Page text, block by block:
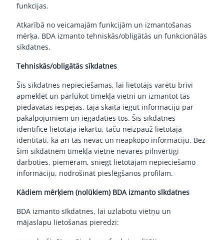
funkcijas.
Atkarībā no veicamajām funkcijām un izmantošanas
mērķa, BDA izmanto tehniskās/obligātās un funkcionālās
sīkdatnes.
Tehniskās/obligātās sīkdatnes
Šīs sīkdatnes nepieciešamas, lai lietotājs varētu brīvi
apmeklēt un pārlūkot tīmekļa vietni un izmantot tās
piedāvātās iespējas, tajā skaitā iegūt informāciju par
pakalpojumiem un iegādāties tos. Šīs sīkdatnes
identificē lietotāja iekārtu, taču neizpauž lietotāja
identitāti, kā arī tās nevāc un neapkopo informāciju. Bez
šīm sīkdatnēm tīmekļa vietne nevarēs pilnvērtīgi
darboties, piemēram, sniegt lietotājam nepieciešamo
informāciju, nodrošināt pieslēgšanos profilam.
Kādiem mērķiem (nolūkiem) BDA izmanto sīkdatnes
BDA izmanto sīkdatnes, lai uzlabotu vietņu un
mājaslapu lietošanas pieredzi: